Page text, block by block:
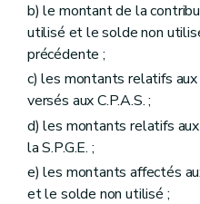
b) le montant de la
utilisé et le solde non
précédente ;
c) les montants relatifs
versés aux C.P.A.S. ;
d) les montants relatifs
la S.P.G.E. ;
e) les montants affectés
et le solde non utilisé ;